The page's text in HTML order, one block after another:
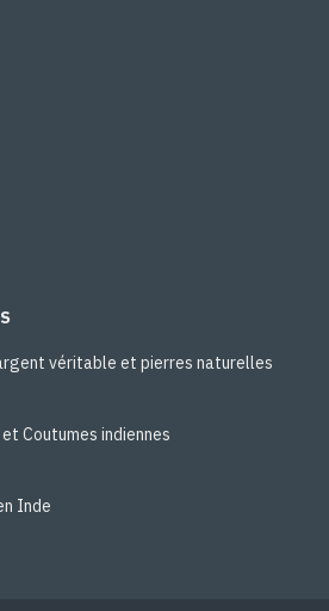
véritable et pierres naturelles
Coutumes indiennes
Inde